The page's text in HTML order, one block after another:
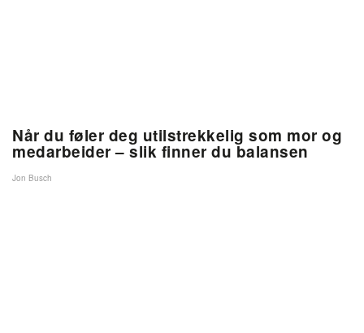
Når du føler deg utilstrekkelig som mor og
medarbeider – slik finner du balansen
Jon Busch